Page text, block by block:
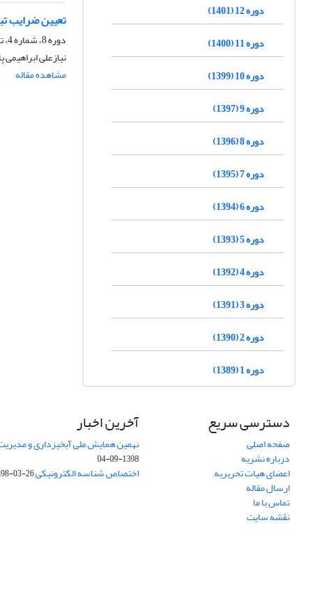
تعیین ضرایب
دوره 8، شماره 4، تابستان 1397، صفحه
نیازعلی
مشاهده مقاله
دوره 12 (1401)
دوره 11 (1400)
دوره 10 (1399)
دوره 9 (1397)
دوره 8 (1396)
دوره 7 (1395)
دوره 6 (1394)
دوره 5 (1393)
دوره 4 (1392)
دوره 3 (1391)
دوره 2 (1390)
دوره 1 (1389)
دسترسی سریع
صفحه اصلی
درباره نشریه
اعضای هیات تحریریه
ارسال مقاله
تماس با ما
نقشه سایت
آخرین اخبار
نهمین همایش ملی آبخیزداری و
1398-09-04
اختصاص شناسه الکترونیکی DOI03-26